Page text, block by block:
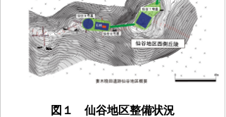
図１ 仙谷地区整備状況